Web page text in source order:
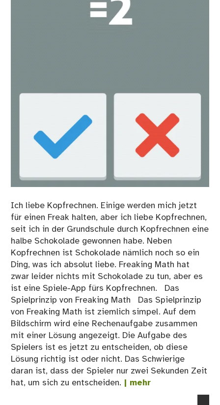
Ich liebe Kopfrechnen. Einige werden mich jetzt
für einen Freak halten, aber ich liebe Kopfrechnen,
seit ich in der Grundschule durch Kopfrechnen eine
halbe Schokolade gewonnen habe. Neben
Kopfrechnen ist Schokolade nämlich noch so ein
Ding, was ich absolut liebe. Freaking Math hat
zwar leider nichts mit Schokolade zu tun, aber es
ist eine Spiele-App fürs Kopfrechnen. Das
Spielprinzip von Freaking Math Das Spielprinzip
von Freaking Math ist ziemlich simpel. Auf dem
Bildschirm wird eine Rechenaufgabe zusammen
mit einer Lösung angezeigt. Die Aufgabe des
Spielers ist es jetzt zu entscheiden, ob diese
Lösung richtig ist oder nicht. Das Schwierige
daran ist, dass der Spieler nur zwei Sekunden Zeit
hat, um sich zu entscheiden. | mehr